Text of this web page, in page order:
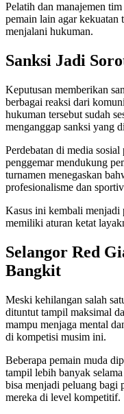
Pelatih dan manajemen
pemain lain agar
menjalani hukuman.
Sanksi Jadi
Keputusan memberikan
berbagai reaksi dari
hukuman tersebut sudah
menganggap sanksi yang
Perdebatan di media
penggemar mendukung
turnamen menegaskan
profesionalisme dan
Kasus ini kembali menjadi
memiliki aturan ketat
Selangor Red
Bangkit
Meski kehilangan salah
dituntut tampil maksimal
mampu menjaga mental
di kompetisi musim ini.
Beberapa pemain muda
tampil lebih banyak
bisa menjadi peluang bagi
mereka di level kompetitif.